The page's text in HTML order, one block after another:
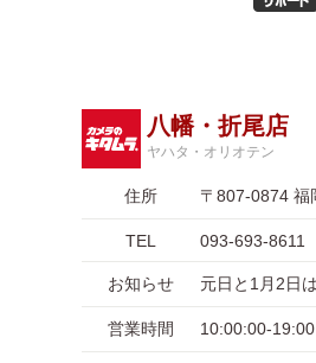
八幡・折尾店
ヤハタ・オリオテン
住所 〒807-0874 福
TEL 093-693-8611
お知らせ 元日と1月2日
営業時間 10:00:00-